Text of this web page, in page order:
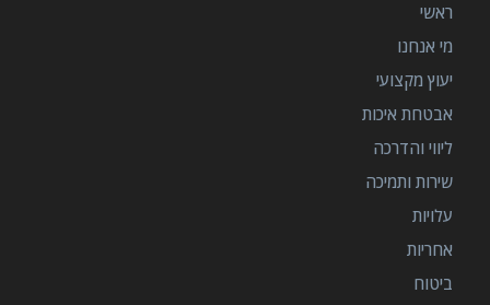
ראשי
מי אנחנו
יעוץ מקצועי
אבטחת איכות
ליווי והדרכה
שירות ותמיכה
עלויות
אחריות
ביטוח